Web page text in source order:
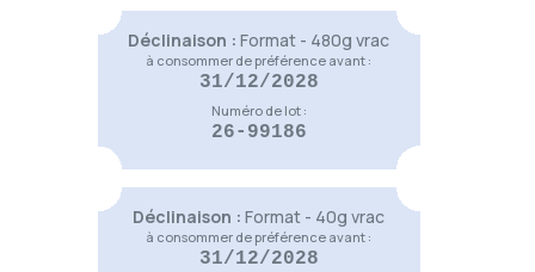
Thé des Elfes Déclinaison : Format - 480g vrac
à consommer de préférence avant :
31/12/2028
Numéro de lot :
26-99186
Déclinaison : Format - 40g vrac
à consommer de préférence avant :
31/12/2028